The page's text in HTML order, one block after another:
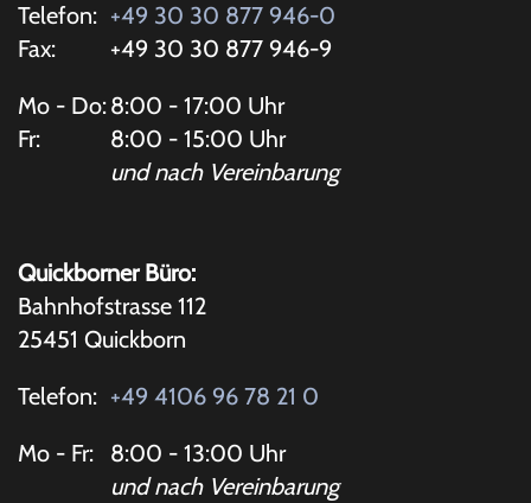
Telefon: +49 30 30 877 946-0
Fax:
+49 30 30 877 946-9
Mo - Do:8:00 - 17:00 Uhr
Fr:
8:00 - 15:00 Uhr
und nach Vereinbarung
Quickborner Büro:
Bahnhofstrasse 112
25451 Quickborn
Telefon: +49 4106 96 78 21 0
Mo - Fr:
8:00 - 13:00 Uhr
und nach Vereinbarung